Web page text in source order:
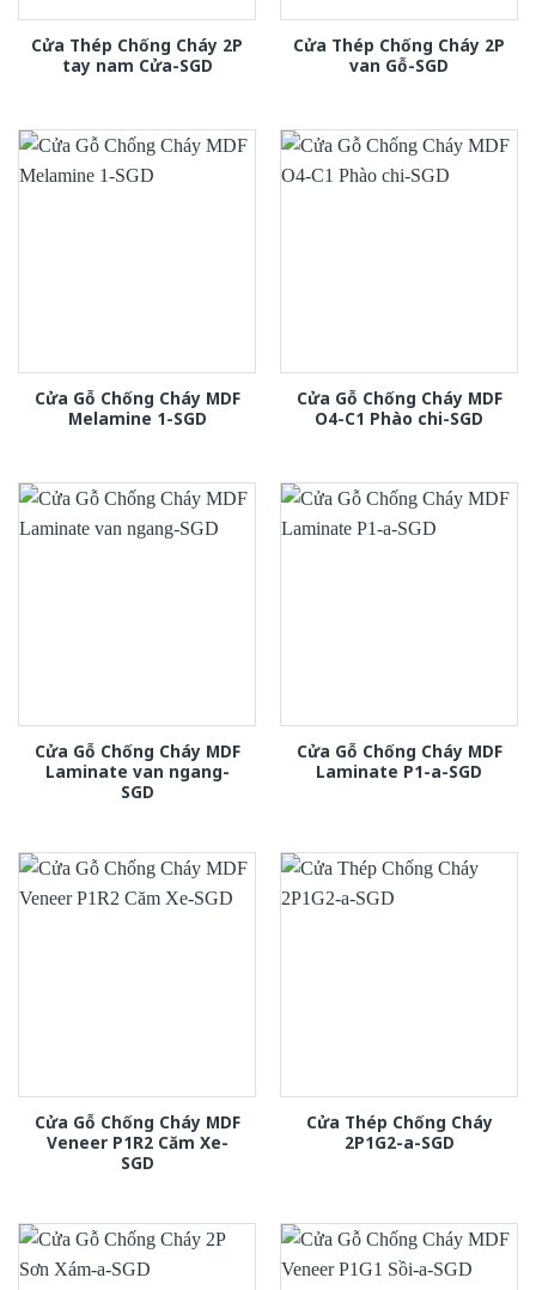
Cửa Thép Chống Cháy 2P
tay nam Cửa-SGD
Cửa Thép Chống Cháy 2P
van Gỗ-SGD
Cửa Gỗ Chống Cháy MDF
Melamine 1-SGD
Cửa Gỗ Chống Cháy MDF
O4-C1 Phào chi-SGD
Cửa Gỗ Chống Cháy MDF
Laminate van ngang-
SGD
Cửa Gỗ Chống Cháy MDF
Laminate P1-a-SGD
Cửa Gỗ Chống Cháy MDF
Veneer P1R2 Căm Xe-
SGD
Cửa Thép Chống Cháy
2P1G2-a-SGD